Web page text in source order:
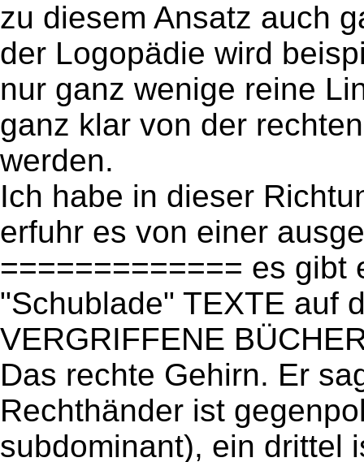
zu diesem Ansatz auch
der Logopädie wird
nur ganz wenige reine
ganz klar von der
werden.
Ich habe in dieser
erfuhr es von einer
============= es gibt
"Schublade" TEXTE auf
VERGRIFFENE
Das rechte Gehirn. Er
Rechthänder ist
subdominant), ein drittel